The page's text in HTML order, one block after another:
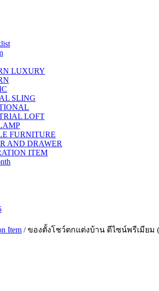
LUXURY
SLING
LOFT
FURNITURE
AND DRAWER
ITEM
Item / ของตั้งโชว์ตกแต่งบ้าน ดีไซน์พรีเมียม